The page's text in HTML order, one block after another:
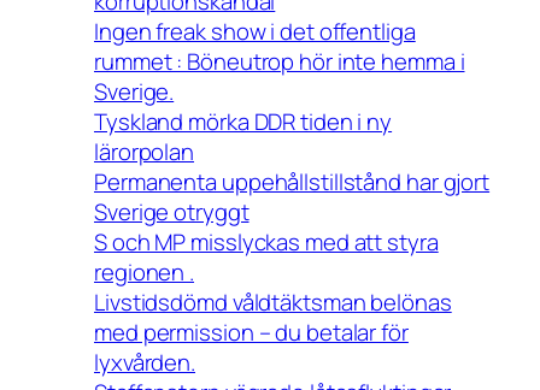
Ingen freak show i det offentliga
rummet : Böneutrop hör inte hemma i
Sverige.
Tyskland mörka DDR tiden i ny
lärorpolan
Permanenta uppehållstillstånd har gjort
Sverige otryggt
S och MP misslyckas med att styra
regionen .
Livstidsdömd våldtäktsman belönas
med permission – du betalar för
lyxvården.